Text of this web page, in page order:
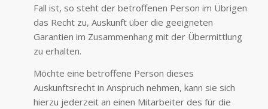
Fall ist, so steht der betroffenen Person im Übrigen
das Recht zu, Auskunft über die geeigneten
Garantien im Zusammenhang mit der Übermittlung
zu erhalten.
Möchte eine betroffene Person dieses
Auskunftsrecht in Anspruch nehmen, kann sie sich
hierzu jederzeit an einen Mitarbeiter des für die